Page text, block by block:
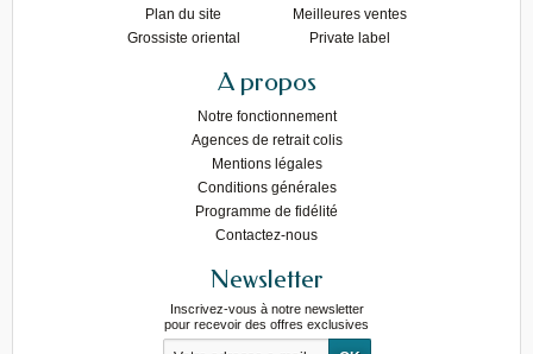
Plan du site
Grossiste oriental
Meilleures ventes
Private label
A propos
Notre fonctionnement
Agences de retrait colis
Mentions légales
Conditions générales
Programme de fidélité
Contactez-nous
Newsletter
Inscrivez-vous à notre newsletter
pour recevoir des offres exclusives